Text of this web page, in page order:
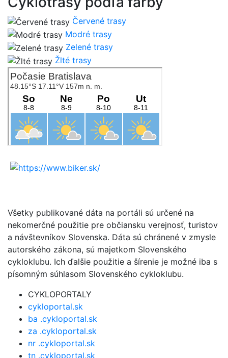
Červené trasy
Modré trasy
Zelené trasy
Žlté trasy
Všetky publikované dáta na portáli sú určené na
nekomerčné použitie pre občiansku verejnosť, turistov
a návštevníkov Slovenska. Dáta sú chránené v zmysle
autorského zákona, sú majetkom Slovenského
cykloklubu. Ich ďalšie použitie a šírenie je možné iba s
písomným súhlasom Slovenského cykloklubu.
CYKLOPORTALY
cykloportal.sk
ba .cykloportal.sk
za .cykloportal.sk
nr .cykloportal.sk
tn .cykloportal.sk